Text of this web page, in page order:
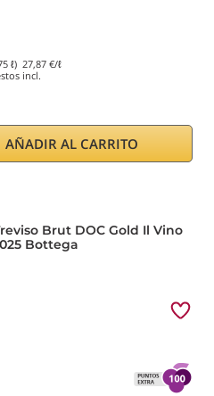
ℓ) 27,87 €/ℓ
incl.
AÑADIR AL CARRITO
Brut DOC Gold Il Vino
Bottega